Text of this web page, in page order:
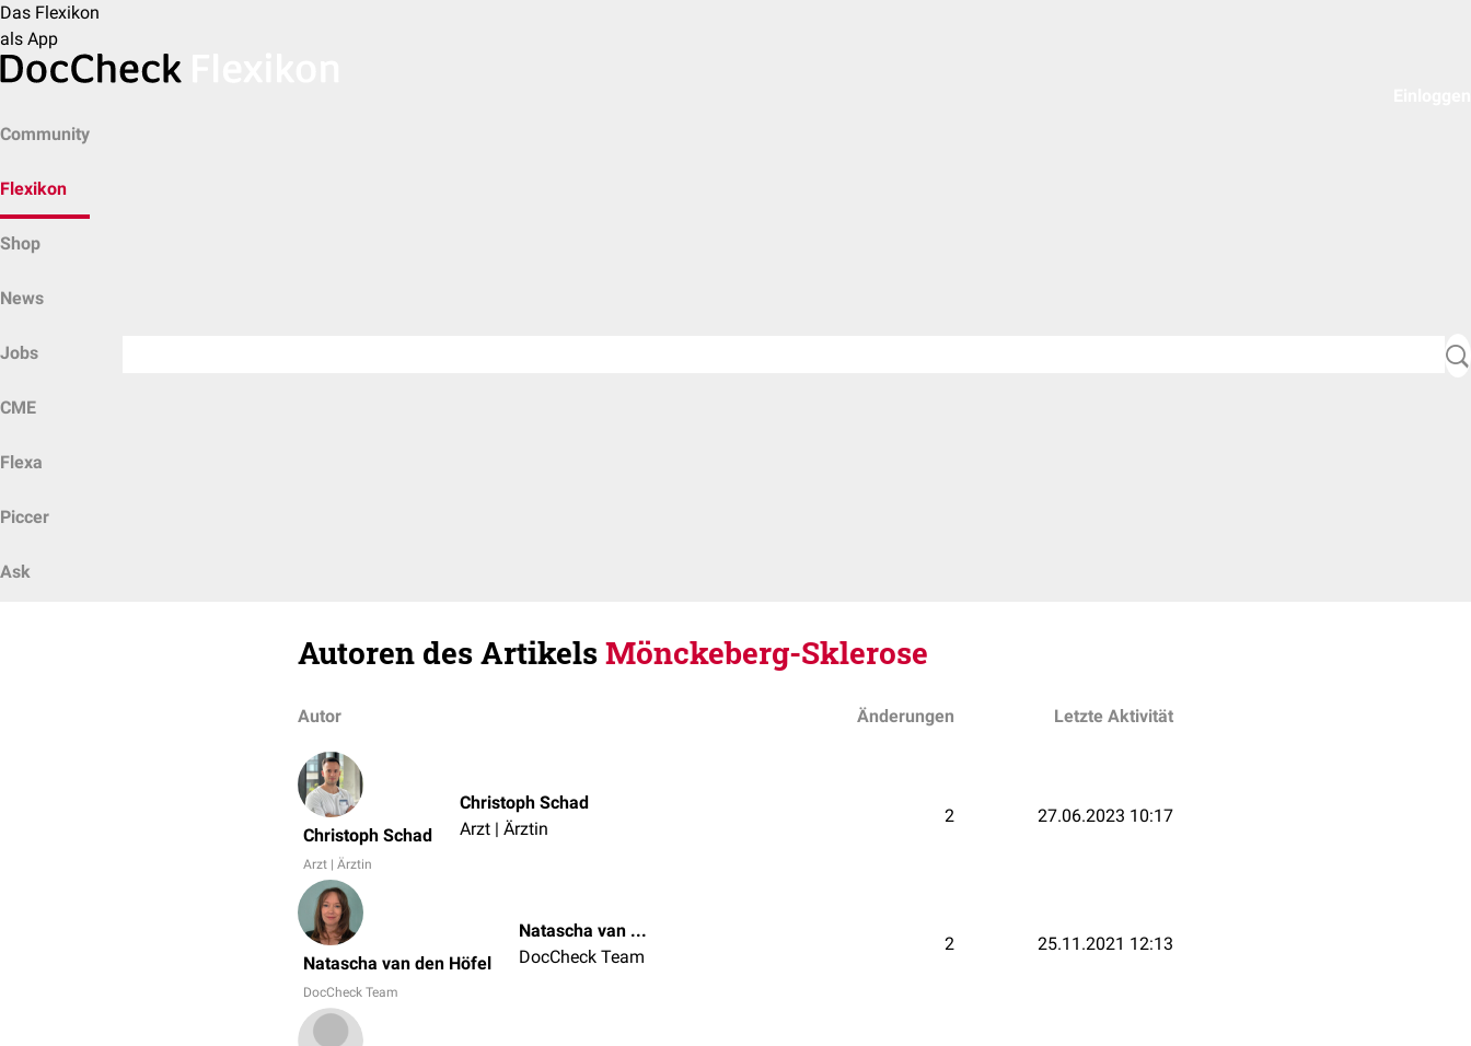
Das Flexikon
als App
Community
Flexikon
Shop
News
Jobs
CME
Flexa
Piccer
Ask
Autoren des ArtikelsMönckeberg-Sklerose
Autor Änderungen Letzte Aktivität
Christoph Schad
Arzt | Ärztin
Christoph Schad
Arzt | Ärztin
2 27.06.2023 10:17
Natascha van den Höfel
DocCheck Team
Natascha van den Höfel
DocCheck Team
2 25.11.2021 12:13